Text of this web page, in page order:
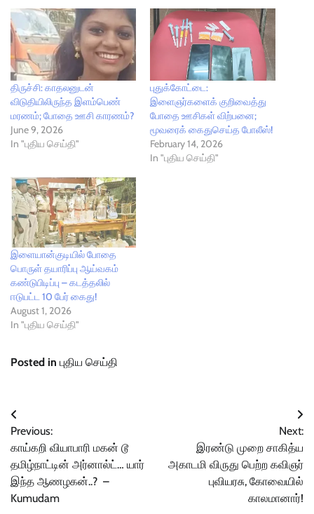
திருச்சி: காதலனுடன்
விடுதியிலிருந்த இளம்பெண்
மரணம்; போதை ஊசி காரணம்?
June 9, 2026
In "புதிய செய்தி"
புதுக்கோட்டை:
இளைஞர்களைக் குறிவைத்து
போதை ஊசிகள் விற்பனை;
மூவரைக் கைதுசெய்த போலீஸ்!
February 14, 2026
In "புதிய செய்தி"
இளையான்குடியில் போதை
பொருள் தயாரிப்பு ஆய்வகம்
கண்டுபிடிப்பு – கடத்தலில்
ஈடுபட்ட 10 பேர் கைது!
August 1, 2026
In "புதிய செய்தி"
Posted in புதிய செய்தி
Post
navigation
Previous:
காய்கறி வியாபாரி மகன் டூ
தமிழ்நாட்டின் அர்னால்ட்… யார்
இந்த ஆணழகன்..? –
Kumudam
Next:
இரண்டு முறை சாகித்ய
அகாடமி விருது பெற்ற கவிஞர்
புவியரசு, கோவையில்
காலமானார்!